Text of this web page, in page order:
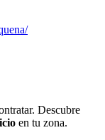
Descubre
en tu zona.